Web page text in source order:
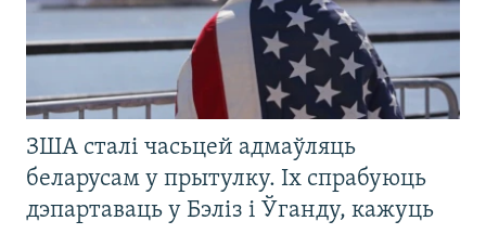
ЗША сталі часьцей адмаўляць
беларусам у прытулку. Іх спрабуюць
дэпартаваць у Бэліз і Ўганду, кажуць